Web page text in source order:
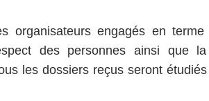
engagés en terme
des personnes ainsi que
les dossiers reçus seront